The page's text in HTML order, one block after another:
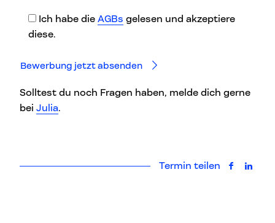
Feld
leer.
Ich habe die AGBs gelesen und akzeptiere
diese.
Solltest du noch Fragen haben, melde dich gerne
bei Julia.
Termin teilen auf auf